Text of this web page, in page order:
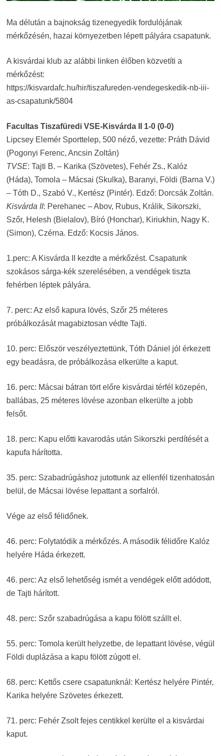
Ma délután a bajnokság tizenegyedik fordulójának
mérkőzésén, hazai környezetben lépett pályára csapatunk.
A kisvárdai klub az alábbi linken élőben közvetíti a
mérkőzést:
https://kisvardafc.hu/hir/tiszafureden-vendegeskedik-nb-iii-
as-csapatunk/5804
Facultas Tiszafüredi VSE-Kisvárda II 1-0 (0-0)
Lipcsey Elemér Sporttelep, 500 néző, vezette: Práth Dávid
(Pogonyi Ferenc, Ancsin Zoltán)
TVSE: Tajti B. – Karika (Szövetes), Fehér Zs., Kalóz
(Háda), Tomola – Mácsai (Skulka), Baranyi, Földi (Barna V.)
– Tóth D., Szabó V., Kertész (Pintér). Edző: Dorcsák Zoltán.
Kisvárda II: Perehanec – Abov, Rubus, Králik, Sikorszki,
Szőr, Helesh (Bielalov), Bíró (Honchar), Kiriukhin, Nagy K.
(Simon), Czérna. Edző: Kocsis János.
1.perc: A Kisvárda II kezdte a mérkőzést. Csapatunk
szokásos sárga-kék szerelésében, a vendégek tiszta
fehérben léptek pályára.
7. perc: Az első kapura lövés, Szőr 25 méteres
próbálkozását magabiztosan védte Tajti.
10. perc: Először veszélyeztettünk, Tóth Dániel jól érkezett
egy beadásra, de próbálkozása elkerülte a kaput.
16. perc: Mácsai bátran tört előre kisvárdai térfél közepén,
ballábas, 25 méteres lövése azonban elkerülte a jobb
felsőt.
18. perc: Kapu előtti kavarodás után Sikorszki perdítését a
kapufa hárította.
35. perc: Szabadrúgáshoz jutottunk az ellenfél tizenhatosán
belül, de Mácsai lövése lepattant a sorfalról.
Vége az első félidőnek.
46. perc: Folytatódik a mérkőzés. A második félidőre Kalóz
helyére Háda érkezett.
46. perc: Az első lehetőség ismét a vendégek előtt adódott,
de Tajti hárított.
48. perc: Szőr szabadrúgása a kapu fölött szállt el.
55. perc: Tomola került helyzetbe, de lepattant lövése, végül
Földi duplázása a kapu fölött zúgott el.
68. perc: Kettős csere csapatunknál: Kertész helyére Pintér,
Karika helyére Szövetes érkezett.
71. perc: Fehér Zsolt fejes centikkel kerülte el a kisvárdai
kaput.